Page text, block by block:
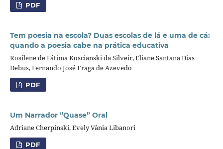
PDF
Tem poesia na escola? Duas escolas de lá e uma de cá:
quando a poesia cabe na prática educativa
Rosilene de Fátima Koscianski da Silveir, Eliane Santana Dias
Debus, Fernando José Fraga de Azevedo
PDF
Um Narrador “Quase” Oral
Adriane Cherpinski, Evely Vânia Libanori
PDF